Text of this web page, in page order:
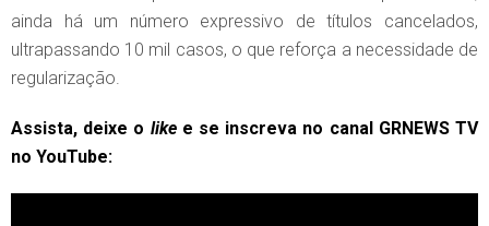
ainda há um número expressivo de títulos cancelados,
ultrapassando 10 mil casos, o que reforça a necessidade de
regularização.
Assista, deixe o likee se inscreva no canal GRNEWS TV
no YouTube: